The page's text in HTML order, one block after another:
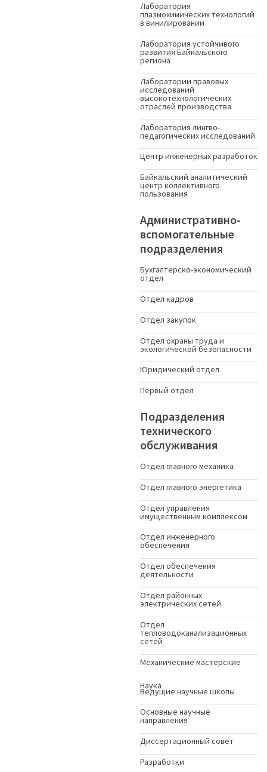
Лаборатория
плазмохимических технологий
в винилировании
Лаборатория устойчивого
развития Байкальского
региона
Лаборатории правовых
исследований
высокотехнологических
отраслей производства
Лаборатория лингво-
педагогических исследований
Центр инженерных разработок
Байкальский аналитический
центр коллективного
пользования
Административно-
вспомогательные
подразделения
Бухгалтерско-экономический
отдел
Отдел кадров
Отдел закупок
Отдел охраны труда и
экологической безопасности
Юридический отдел
Первый отдел
Подразделения
технического
обслуживания
Отдел главного механика
Отдел главного энергетика
Отдел управления
имущественным комплексом
Отдел инженерного
обеспечения
Отдел обеспечения
деятельности
Отдел районных
электрических сетей
Отдел
тепловодоканализационных
сетей
Механические мастерские
Наука
Ведущие научные школы
Основные научные
направления
Диссертационный совет
Разработки